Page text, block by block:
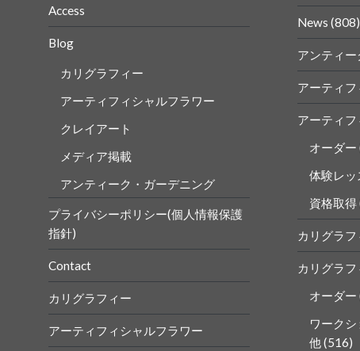
Access
Blog
カリグラフィー
アーティフィシャルフラワー
クレイアート
メディア掲載
アンティーク・ガーデニング
プライバシーポリシー(個人情報保護
指針)
Contact
カリグラフィー
アーティフィシャルフラワー
ー
ル
で
表
示
ー
ル
で
表
示
News (808)
アンティ
アーティ
アーティ
オーダー
体験レッ
資格取得
カリグラフ
カリグラフ
オーダー
ワーク
他(516)